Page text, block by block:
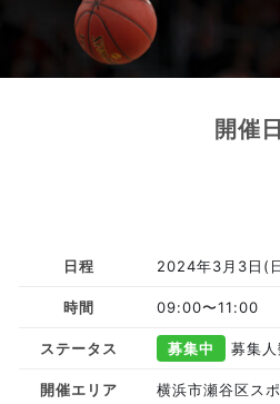
開催日
日程 2024年3月3日(
時間 09:00〜11:00
ステータス 募集中 募集
開催エリア 横浜市瀬谷区ス